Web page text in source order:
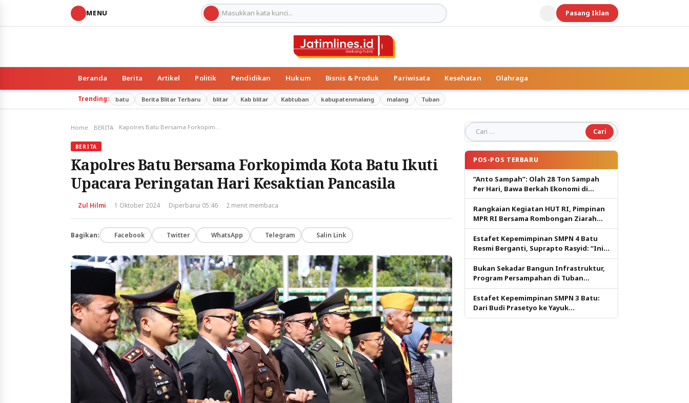
MENU Pasang Iklan
Beranda Berita Artikel Politik Pendidikan Hukum Bisnis & Produk Pariwisata Kesehatan Olahraga
Trending: batu Berita Blitar Terbaru blitar Kab blitar Kabtuban kabupatenmalang malang Tuban
Home BERITA
BERITA
Kapolres Batu Bersama Forkopimda Kota Batu Ikuti
Upacara Peringatan Hari Kesaktian Pancasila
Zul Hilmi· 1 Oktober 2024· Diperbarui 05:46· 2 menit membaca
Bagikan: Facebook Twitter WhatsApp Telegram Salin Link
Cari untuk:
POS-POS TERBARU
“Anto Sampah”: Olah 28 Ton Sampah
Per Hari, Bawa Berkah Ekonomi di
Tuban
Rangkaian Kegiatan HUT RI, Pimpinan
MPR RI Bersama Rombongan Ziarah
Kemakam Proklamator.
Estafet Kepemimpinan SMPN 4 Batu
Resmi Berganti, Suprapto Rasyid: “Ini
Amanah yang Harus Dijaga”
Bukan Sekadar Bangun Infrastruktur,
Program Persampahan di Tuban
Didorong Pastikan Layanan Tetap
Berjalan
Estafet Kepemimpinan SMPN 3 Batu:
Dari Budi Prasetyo ke Yayuk
Sariastutik, Tantangan Jaga Prestasi